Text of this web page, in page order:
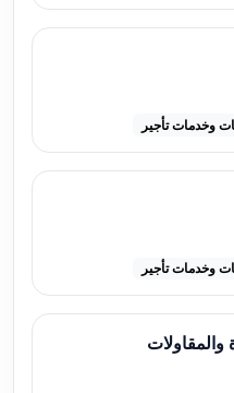
وخدمات تأجير
وخدمات تأجير